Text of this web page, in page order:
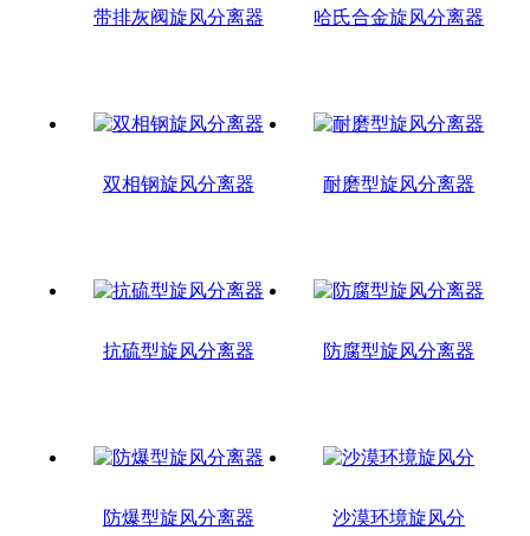
带排灰阀旋风分离器 哈氏合金旋风分离器
双相钢旋风分离器 耐磨型旋风分离器
抗硫型旋风分离器 防腐型旋风分离器
防爆型旋风分离器 沙漠环境旋风分